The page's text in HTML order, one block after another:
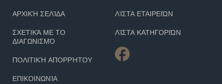
ΑΡΧΙΚΉ ΣΕΛΊΔΑ
ΣΧΕΤΙΚΆ ΜΕ ΤΟ
ΔΙΑΓΩΝΙΣΜΌ
ΠΟΛΙΤΙΚΉ ΑΠΟΡΡΉΤΟΥ
ΕΠΙΚΟΙΝΩΝΊΑ
ΛΊΣΤΑ ΕΤΑΙΡΕΙΏΝ
ΛΊΣΤΑ ΚΑΤΗΓΟΡΙΏΝ